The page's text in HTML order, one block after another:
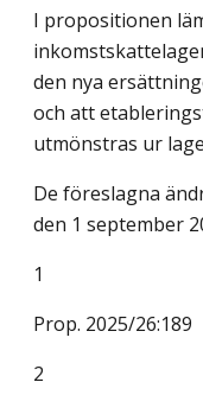
I propositionen
den nya
och att
utmönstras ur
De föreslagna
den 1 september
1
Prop. 2025/26:189
2